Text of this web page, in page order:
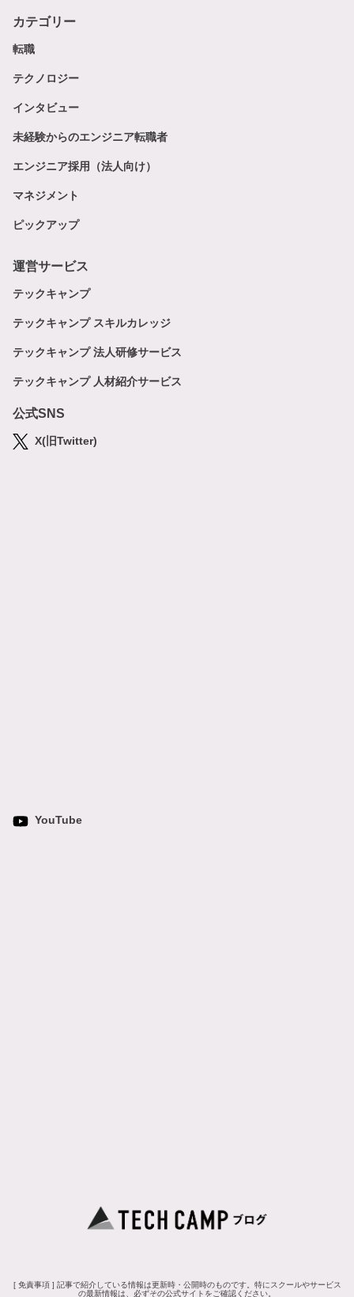
カテゴリー
転職
テクノロジー
インタビュー
未経験からのエンジニア転職者
エンジニア採用（法人向け）
マネジメント
ピックアップ
運営サービス
テックキャンプ
テックキャンプ スキルカレッジ
テックキャンプ 法人研修サービス
テックキャンプ 人材紹介サービス
公式SNS
X(旧Twitter)
YouTube
[ 免責事項 ] 記事で紹介している情報は更新時・公開時のものです。特にスクールやサービス
の最新情報は、必ずその公式サイトをご確認ください。